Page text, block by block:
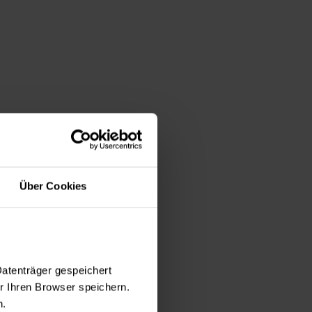
Über Cookies
gespeichert
Ihren Browser speichern.
voraussichtlich
von
die